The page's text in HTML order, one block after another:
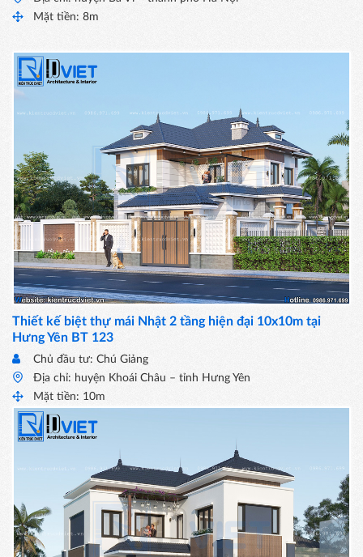
Mặt tiền: 8m
Thiết kế biệt thự mái Nhật 2 tầng hiện đại 10x10m tại
Hưng Yên BT 123
Chủ đầu tư: Chú Giảng
Địa chỉ: huyện Khoái Châu – tỉnh Hưng Yên
Mặt tiền: 10m